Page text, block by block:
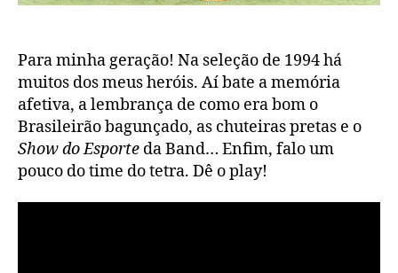
Para minha geração! Na seleção de 1994 há
muitos dos meus heróis. Aí bate a memória
afetiva, a lembrança de como era bom o
Brasileirão bagunçado, as chuteiras pretas e o
Show do Esporte da Band… Enfim, falo um
pouco do time do tetra. Dê o play!